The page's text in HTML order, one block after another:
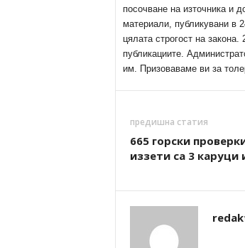
посочване на източника и
материали, публикувани в
цялата строгост на
публикациите.
им. Призоваваме ви за
предишна статия
665 горски
иззети са 3 каруци